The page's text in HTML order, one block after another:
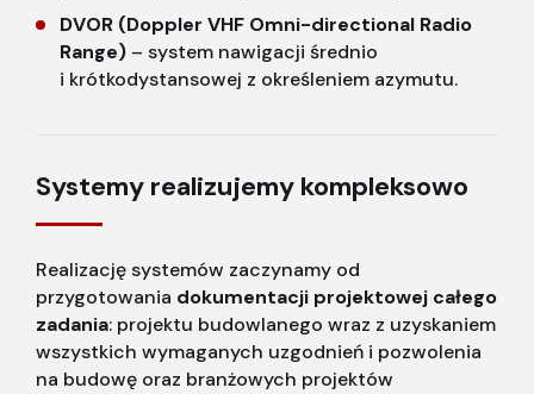
DVOR (Doppler VHF Omni-directional Radio
Range) – system nawigacji średnio
i krótkodystansowej z określeniem azymutu.
Systemy realizujemy kompleksowo
Realizację systemów zaczynamy od
przygotowania dokumentacji projektowej całego
zadania: projektu budowlanego wraz z uzyskaniem
wszystkich wymaganych uzgodnień i pozwolenia
na budowę oraz branżowych projektów